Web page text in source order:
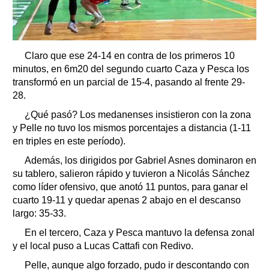
Claro que ese 24-14 en contra de los primeros 10
minutos, en 6m20 del segundo cuarto Caza y Pesca los
transformó en un parcial de 15-4, pasando al frente 29-
28.
¿Qué pasó? Los medanenses insistieron con la zona
y Pelle no tuvo los mismos porcentajes a distancia (1-11
en triples en este período).
Además, los dirigidos por Gabriel Asnes dominaron en
su tablero, salieron rápido y tuvieron a Nicolás Sánchez
como líder ofensivo, que anotó 11 puntos, para ganar el
cuarto 19-11 y quedar apenas 2 abajo en el descanso
largo: 35-33.
En el tercero, Caza y Pesca mantuvo la defensa zonal
y el local puso a Lucas Cattafi con Redivo.
Pelle, aunque algo forzado, pudo ir descontando con